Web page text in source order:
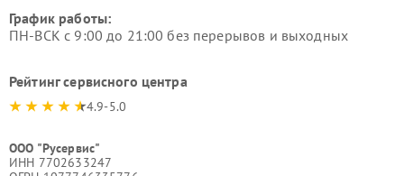
График работы:
ПН-ВСК с 9:00 до 21:00 без перерывов и выходных
Рейтинг сервисного центра
4.9-5.0
ООО "Русервис"
ИНН 7702633247